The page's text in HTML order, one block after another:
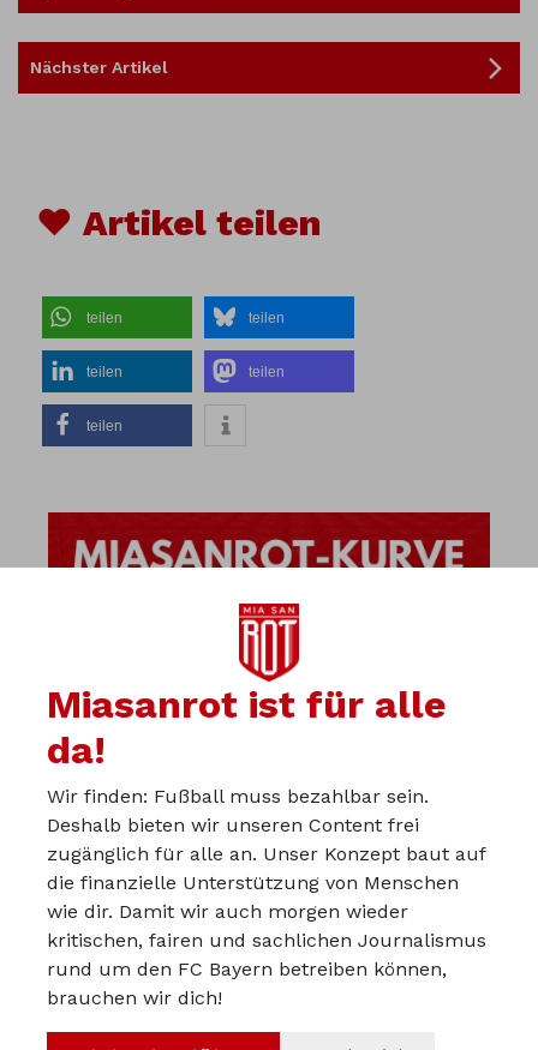
Nächster Artikel
♥ Artikel teilen
teilen teilen
teilen teilen
teilen
Werbepartner werden
Miasanrot ist für alle
da!
Wir finden: Fußball muss bezahlbar sein.
Deshalb bieten wir unseren Content frei
zugänglich für alle an. Unser Konzept baut auf
die finanzielle Unterstützung von Menschen
wie dir. Damit wir auch morgen wieder
kritischen, fairen und sachlichen Journalismus
rund um den FC Bayern betreiben können,
brauchen wir dich!